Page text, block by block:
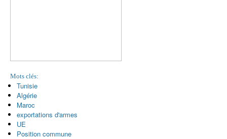
Mots clés:
Tunisie
Algérie
Maroc
exportations d'armes
UE
Position commune